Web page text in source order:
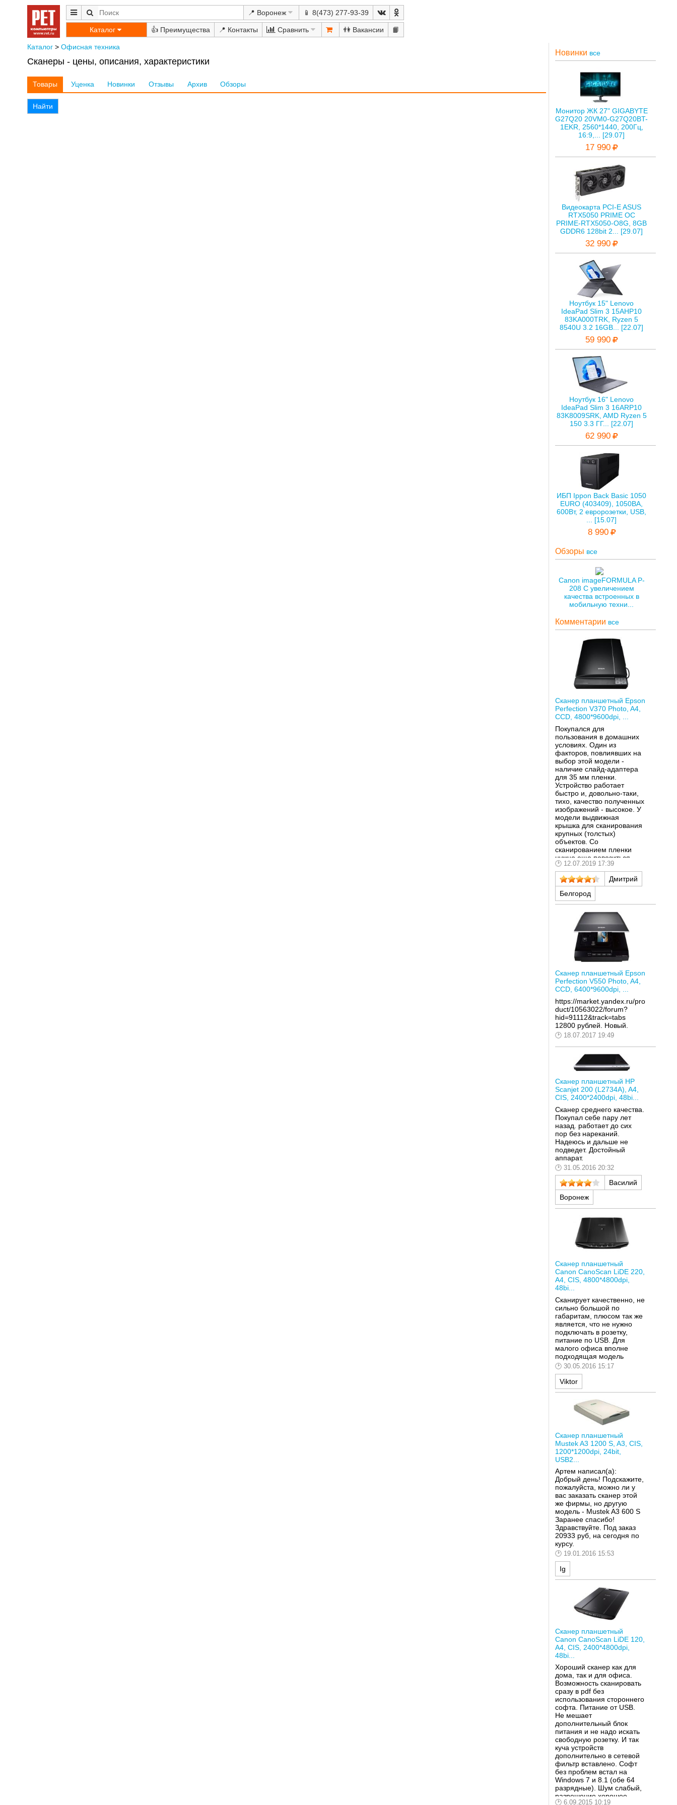
📍 Воронеж 📱 8(473) 277-93-39
Каталог 👍 📍 Сравнить 👫 📙
Каталог> Офисная техника
Сканеры - цены, описания, характеристики
Товары Уценка Новинки Отзывы Архив Обзоры
Найти
Новинки все
Монитор ЖК 27" GIGABYTE
G27Q20 20VM0-G27Q20BT-
1EKR, 2560*1440, 200Гц,
16:9,... [29.07]
17 990
Видеокарта PCI-E ASUS
RTX5050 PRIME OC
PRIME-RTX5050-O8G, 8GB
GDDR6 128bit 2... [29.07]
32 990
Ноутбук 15" Lenovo
IdeaPad Slim 3 15AHP10
83KA000TRK, Ryzen 5
8540U 3.2 16GB... [22.07]
59 990
Ноутбук 16" Lenovo
IdeaPad Slim 3 16ARP10
83K8009SRK, AMD Ryzen 5
150 3.3 ГГ... [22.07]
62 990
ИБП Ippon Back Basic 1050
EURO (403409), 1050ВА,
600Вт, 2 евророзетки, USB,
... [15.07]
8 990
Обзоры все
Canon imageFORMULA P-
208 С увеличением
качества встроенных в
мобильную техни...
Комментарии все
Сканер планшетный Epson
Perfection V370 Photo, A4,
CCD, 4800*9600dpi, ...
Покупался для
пользования в домашних
условиях. Один из
факторов, повлиявших на
выбор этой модели -
наличие слайд-адаптера
для 35 мм пленки.
Устройство работает
быстро и, довольно-таки,
тихо, качество полученных
изображений - высокое. У
модели выдвижная
крышка для сканирования
крупных (толстых)
объектов. Со
сканированием пленки
нужно еще повозиться
(пробую стороннее и
прилагаемое ПО): не все
сканированные слайды
получаются как хотелось
бы (возможно, что низкое
качество сканируемой
пленки). Покупкой
доволен.
12.07.2019 17:39
Дмитрий
Белгород
Сканер планшетный Epson
Perfection V550 Photo, A4,
CCD, 6400*9600dpi, ...
https://market.yandex.ru/pro
duct/10563022/forum?
hid=91112&track=tabs
12800 рублей. Новый.
18.07.2017 19:49
Сканер планшетный HP
Scanjet 200 (L2734A), A4,
CIS, 2400*2400dpi, 48bi...
Сканер среднего качества.
Покупал себе пару лет
назад. работает до сих
пор без нареканий.
Надеюсь и дальше не
подведет. Достойный
аппарат.
31.05.2016 20:32
Василий
Воронеж
Сканер планшетный
Canon CanoScan LiDE 220,
A4, CIS, 4800*4800dpi,
48bi...
Сканирует качественно, не
сильно большой по
габаритам, плюсом так же
является, что не нужно
подключать в розетку,
питание по USB. Для
малого офиса вполне
подходящая модель
30.05.2016 15:17
Viktor
Сканер планшетный
Mustek A3 1200 S, A3, CIS,
1200*1200dpi, 24bit,
USB2...
Артем написал(а):
Добрый день! Подскажите,
пожалуйста, можно ли у
вас заказать сканер этой
же фирмы, но другую
модель - Mustek A3 600 S
Заранее спасибо!
Здравствуйте. Под заказ
20933 руб, на сегодня по
курсу.
19.01.2016 15:53
Ig
Сканер планшетный
Canon CanoScan LiDE 120,
A4, CIS, 2400*4800dpi,
48bi...
Хороший сканер как для
дома, так и для офиса.
Возможность сканировать
сразу в pdf без
использования стороннего
софта. Питание от USB.
Не мешает
дополнительный блок
питания и не надо искать
свободную розетку. И так
куча устройств
дополнительно в сетевой
фильтр вставлено. Софт
без проблем встал на
Windows 7 и 8.1 (обе 64
разрядные). Шум слабый,
разрешение хорошее.
6.09.2015 10:19